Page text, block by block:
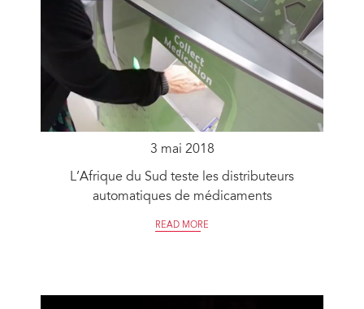
3 mai 2018
L’Afrique du Sud teste les distributeurs
automatiques de médicaments
READ MORE